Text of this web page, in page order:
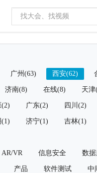
广州(63) 西安(62)
济南(8) 在线(8) 天津
(2) 广东(2) 四川(2)
(1) 济宁(1) 吉林(1)
AR/VR 信息安全 数
产品 软件测试 中